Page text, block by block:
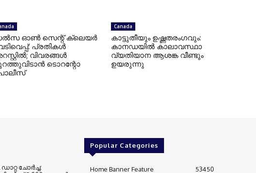
ഓൺ സെന്റ് ക്ലെയർ
പ്രതികൾ
വിവരങ്ങൾ
ടൊറന്റോ
Canada
കാട്ടുതീയും ഉഷ്ണതരംഗവും:
കാനഡയിൽ കാലാവസ്ഥാ
വ്യതിയാന ആശങ്ക വീണ്ടും
ഉയരുന്നു
ഡാറ്റ ചോർച്ച:
Popular Categories
Home Banner Feature 53450